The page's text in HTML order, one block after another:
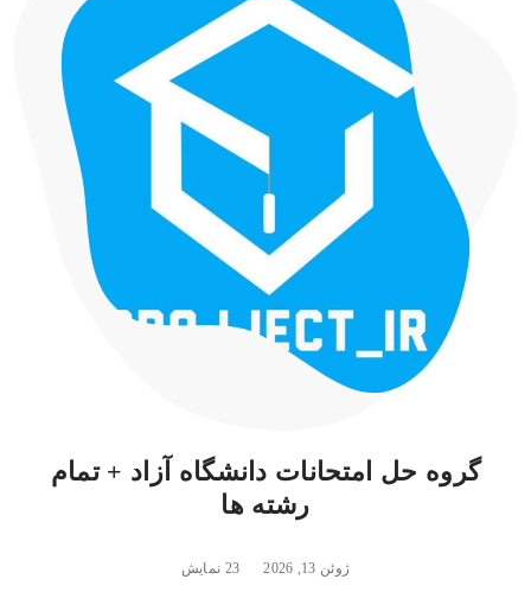
گروه حل امتحانات دانشگاه آزاد + تمام
رشته ها
ژوئن 13, 2026 23 نمایش